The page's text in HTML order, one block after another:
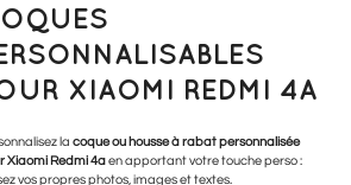
XIAOMI REDMI 4A
lacoque ou housse à rabat personnalisée
Xiaomi Redmi 4aen apportantvotre touche perso :
vos propres photos, images et textes.